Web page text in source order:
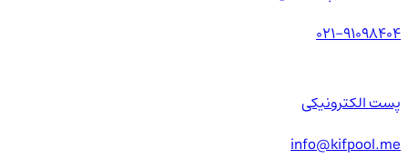
021-91098404
پست الکترونیکی
info@kifpool.me